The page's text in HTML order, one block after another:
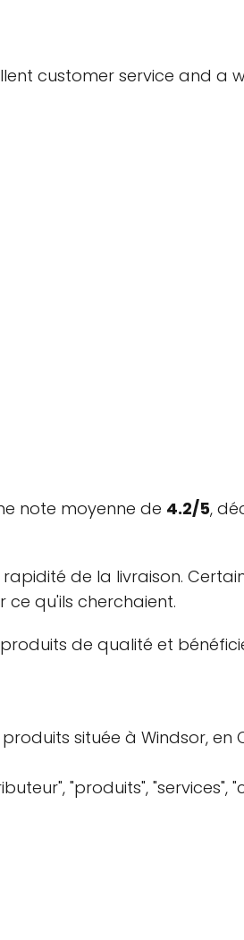
customer service and a
note moyenne de 4.2/5,
de la livraison.
qu'ils cherchaient.
de qualité et
située à Windsor,
"produits", "services",